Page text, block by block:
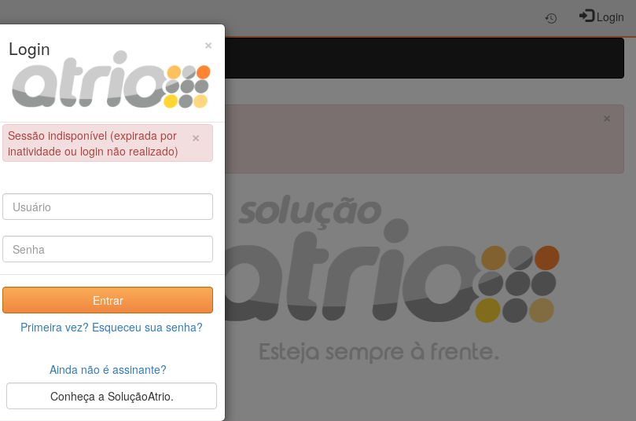
Login
Admissão Ferramentas
×
×
Login
×
Sessão indisponível (expirada por
inatividade ou login não realizado)
Entrar
Primeira vez? Esqueceu sua senha?
Ainda não é assinante?
Conheça a SoluçãoAtrio.